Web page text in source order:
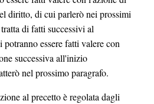
diritto, di cui parlerò nei prossimi
di fatti successivi al
essere fatti valere con
successiva all'inizio
nel prossimo paragrafo.
al precetto è regolata dagli